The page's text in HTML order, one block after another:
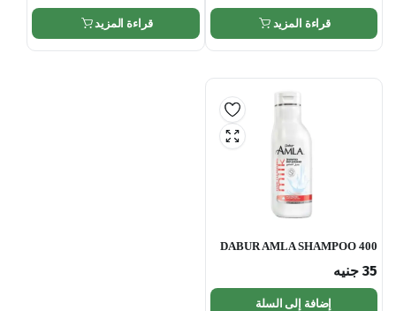
قراءة المزيد قراءة المزيد
DABUR AMLA SHAMPOO 400
35 جنيه
إضافة إلى السلة